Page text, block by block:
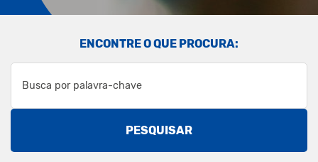
ENCONTRE O QUE PROCURA:
PESQUISAR